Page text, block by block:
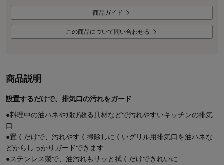
商品ガイド
この商品について問い合わせる
商品説明
設置するだけで、排気口の汚れをガード
●料理中の油ハネや飛び散る具材などで汚れやすいキッチンの排気
口
●置くだけで、汚れやすく掃除しにくいグリル用排気口を油ハネな
どからしっかりガードできます
●ステンレス製で、油汚れもサッと拭くだけできれいに